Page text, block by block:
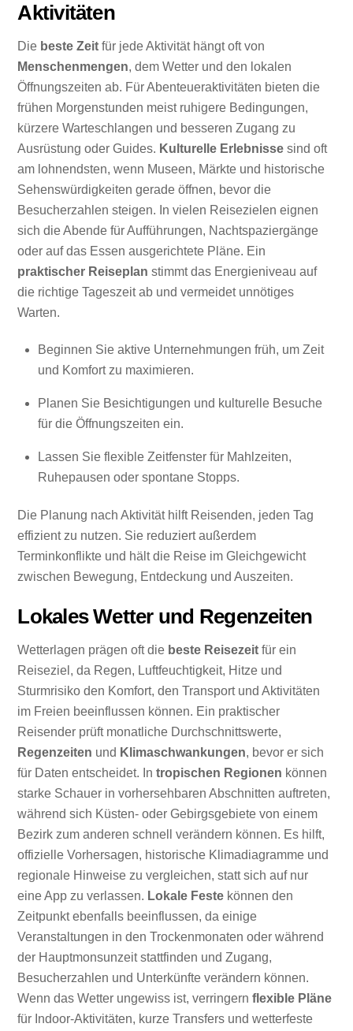
Aktivitäten
Die beste Zeit für jede Aktivität hängt oft von
Menschenmengen, dem Wetter und den lokalen
Öffnungszeiten ab. Für Abenteueraktivitäten bieten die
frühen Morgenstunden meist ruhigere Bedingungen,
kürzere Warteschlangen und besseren Zugang zu
Ausrüstung oder Guides. Kulturelle Erlebnisse sind oft
am lohnendsten, wenn Museen, Märkte und historische
Sehenswürdigkeiten gerade öffnen, bevor die
Besucherzahlen steigen. In vielen Reisezielen eignen
sich die Abende für Aufführungen, Nachtspaziergänge
oder auf das Essen ausgerichtete Pläne. Ein
praktischer Reiseplan stimmt das Energieniveau auf
die richtige Tageszeit ab und vermeidet unnötiges
Warten.
Beginnen Sie aktive Unternehmungen früh, um Zeit
und Komfort zu maximieren.
Planen Sie Besichtigungen und kulturelle Besuche
für die Öffnungszeiten ein.
Lassen Sie flexible Zeitfenster für Mahlzeiten,
Ruhepausen oder spontane Stopps.
Die Planung nach Aktivität hilft Reisenden, jeden Tag
effizient zu nutzen. Sie reduziert außerdem
Terminkonflikte und hält die Reise im Gleichgewicht
zwischen Bewegung, Entdeckung und Auszeiten.
Lokales Wetter und Regenzeiten
Wetterlagen prägen oft die beste Reisezeit für ein
Reiseziel, da Regen, Luftfeuchtigkeit, Hitze und
Sturmrisiko den Komfort, den Transport und Aktivitäten
im Freien beeinflussen können. Ein praktischer
Reisender prüft monatliche Durchschnittswerte,
Regenzeiten und Klimaschwankungen, bevor er sich
für Daten entscheidet. Intropischen Regionen können
starke Schauer in vorhersehbaren Abschnitten auftreten,
während sich Küsten- oder Gebirgsgebiete von einem
Bezirk zum anderen schnell verändern können. Es hilft,
offizielle Vorhersagen, historische Klimadiagramme und
regionale Hinweise zu vergleichen, statt sich auf nur
eine App zu verlassen. Lokale Feste können den
Zeitpunkt ebenfalls beeinflussen, da einige
Veranstaltungen in den Trockenmonaten oder während
der Hauptmonsunzeit stattfinden und Zugang,
Besucherzahlen und Unterkünfte verändern können.
Wenn das Wetter ungewiss ist, verringernflexible Pläne
für Indoor-Aktivitäten, kurze Transfers und wetterfeste